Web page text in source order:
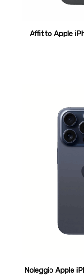
Affitto Apple
Noleggio Apple